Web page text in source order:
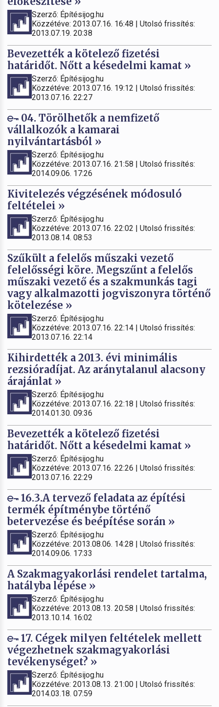
Szerző: Építésijog.hu
Közzétéve: 2013.07.16. 16:48 | Utolsó frissítés:
2013.07.19. 20:38
Bevezették a kötelező fizetési
határidőt. Nőtt a késedelmi kamat »
Szerző: Építésijog.hu
Közzétéve: 2013.07.16. 19:12 | Utolsó frissítés:
2013.07.16. 22:27
04. Törölhetők a nemfizető
vállalkozók a kamarai
nyilvántartásból »
Szerző: Építésijog.hu
Közzétéve: 2013.07.16. 21:58 | Utolsó frissítés:
2014.09.06. 17:26
Kivitelezés végzésének módosuló
feltételei »
Szerző: Építésijog.hu
Közzétéve: 2013.07.16. 22:02 | Utolsó frissítés:
2013.08.14. 08:53
Szűkült a felelős műszaki vezető
felelősségi köre. Megszűnt a felelős
műszaki vezető és a szakmunkás tagi
vagy alkalmazotti jogviszonyra történő
kötelezése »
Szerző: Építésijog.hu
Közzétéve: 2013.07.16. 22:14 | Utolsó frissítés:
2013.07.16. 22:14
Kihirdették a 2013. évi minimális
rezsióradíjat. Az aránytalanul alacsony
árajánlat »
Szerző: Építésijog.hu
Közzétéve: 2013.07.16. 22:18 | Utolsó frissítés:
2014.01.30. 09:36
Bevezették a kötelező fizetési
határidőt. Nőtt a késedelmi kamat »
Szerző: Építésijog.hu
Közzétéve: 2013.07.16. 22:26 | Utolsó frissítés:
2013.07.16. 22:29
16.3.A tervező feladata az építési
termék építménybe történő
betervezése és beépítése során »
Szerző: Építésijog.hu
Közzétéve: 2013.08.06. 14:28 | Utolsó frissítés:
2014.09.06. 17:33
A Szakmagyakorlási rendelet tartalma,
hatályba lépése »
Szerző: Építésijog.hu
Közzétéve: 2013.08.13. 20:58 | Utolsó frissítés:
2013.10.14. 16:02
17. Cégek milyen feltételek mellett
végezhetnek szakmagyakorlási
tevékenységet? »
Szerző: Építésijog.hu
Közzétéve: 2013.08.13. 21:00 | Utolsó frissítés:
2014.03.18. 07:59